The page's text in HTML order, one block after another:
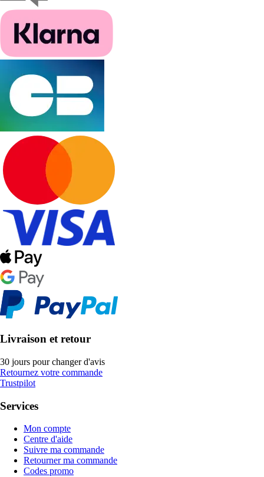
Livraison et retour
30 jours pour changer d'avis
Retournez votre commande
Trustpilot
Services
Mon compte
Centre d'aide
Suivre ma commande
Retourner ma commande
Codes promo